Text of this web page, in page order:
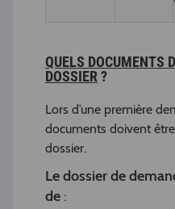
QUELS DOCUMENTS
DOSSIER?
Lors d’une première
documents doivent
dossier.
Le dossier de
de :